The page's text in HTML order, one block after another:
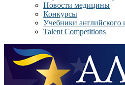
Новости медицины
Конкурсы
Учебники английского
Talent Competitions